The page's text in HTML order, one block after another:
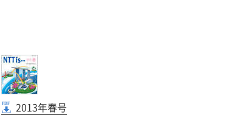
2013年春号